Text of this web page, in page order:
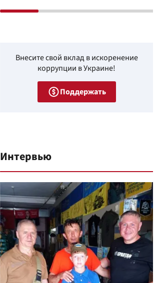
Внесите свой вклад в искоренение
коррупции в Украине!
Поддержать
Интервью